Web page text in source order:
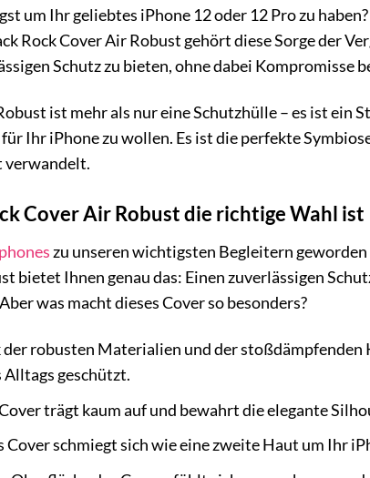
um Ihr geliebtes iPhone 12 oder 12 Pro zu
Rock Cover Air Robust gehört diese Sorge der
Schutz zu bieten, ohne dabei Kompromisse
ist mehr als nur eine Schutzhülle – es ist
Ihr iPhone zu wollen. Es ist die perfekte
verwandelt.
Cover Air Robust die richtige Wahl ist
zu unseren wichtigsten Begleitern
bietet Ihnen genau das: Einen zuverlässigen
was macht dieses Cover so besonders?
der robusten Materialien und der
geschützt.
trägt kaum auf und bewahrt die elegante
Cover schmiegt sich wie eine zweite Haut um Ihr